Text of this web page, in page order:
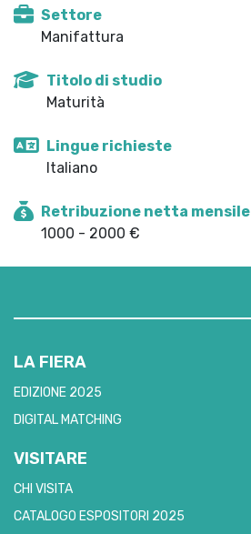
Settore
Manifattura
Titolo di studio
Maturità
Lingue richieste
Italiano
Retribuzione netta mensile
1000 - 2000 €
LA FIERA
EDIZIONE 2025
DIGITAL MATCHING
VISITARE
CHI VISITA
CATALOGO ESPOSITORI 2025